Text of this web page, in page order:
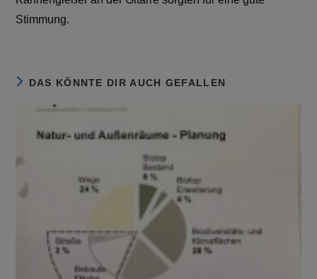
Stimmung.
DAS KÖNNTE DIR AUCH GEFALLEN